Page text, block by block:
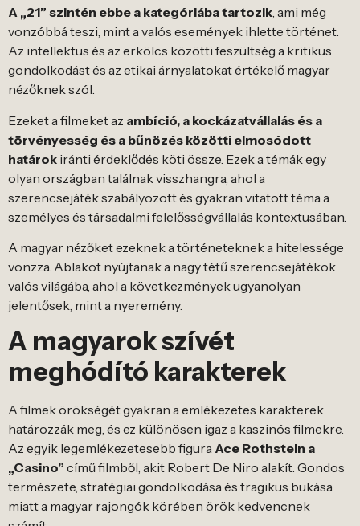
A „21” szintén ebbe a kategóriába tartozik, ami még
vonzóbbá teszi, mint a valós események ihlette történet.
Az intellektus és az erkölcs közötti feszültség a kritikus
gondolkodást és az etikai árnyalatokat értékelő magyar
nézőknek szól.
Ezeket a filmeket az ambíció, a kockázatvállalás és a
törvényesség és a bűnözés közötti elmosódott
határok iránti érdeklődés köti össze. Ezek a témák egy
olyan országban találnak visszhangra, ahol a
szerencsejáték szabályozott és gyakran vitatott téma a
személyes és társadalmi felelősségvállalás kontextusában.
A magyar nézőket ezeknek a történeteknek a hitelessége
vonzza. Ablakot nyújtanak a nagy tétű szerencsejátékok
valós világába, ahol a következmények ugyanolyan
jelentősek, mint a nyeremény.
A magyarok szívét
meghódító karakterek
A filmek örökségét gyakran a emlékezetes karakterek
határozzák meg, és ez különösen igaz a kaszinós filmekre.
Az egyik legemlékezetesebb figura Ace Rothstein a
„Casino” című filmből, akit Robert De Niro alakít. Gondos
természete, stratégiai gondolkodása és tragikus bukása
miatt a magyar rajongók körében örök kedvencnek